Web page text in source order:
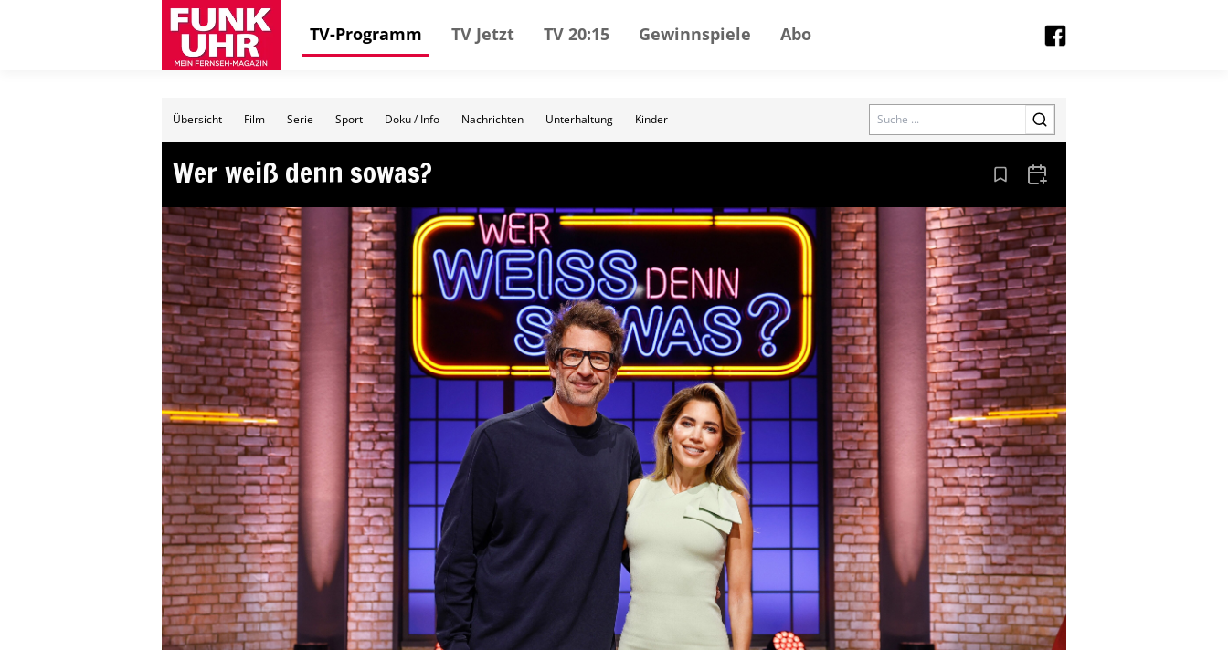
TV-Programm TV Jetzt TV 20:15 Gewinnspiele Abo
Übersicht Film Serie Sport Doku / Info Nachrichten Unterhaltung Kinder Search
Wer weiß denn sowas? Aus den Lesezeichen entfernen
Zum Kalender hinzufügen